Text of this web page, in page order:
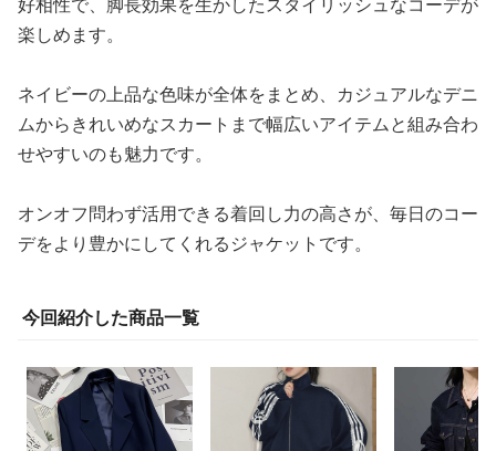
楽しめます。
ネイビーの上品な色味が全体をまとめ、カジュアルなデニ
ムからきれいめなスカートまで幅広いアイテムと組み合わ
せやすいのも魅力です。
オンオフ問わず活用できる着回し力の高さが、毎日のコー
デをより豊かにしてくれるジャケットです。
今回紹介した商品一覧